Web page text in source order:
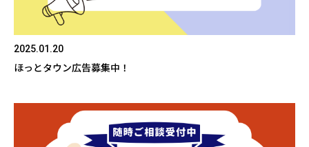
2025.01.20
ほっとタウン広告募集中！